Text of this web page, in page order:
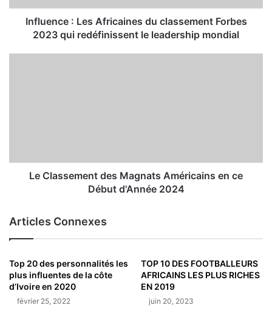
Influence : Les Africaines du classement Forbes
2023 qui redéfinissent le leadership mondial
Le Classement des Magnats Américains en ce
Début d'Année 2024
Articles Connexes
Top 20 des personnalités les
plus influentes de la côte
d’Ivoire en 2020
février 25, 2022
TOP 10 DES FOOTBALLEURS
AFRICAINS LES PLUS RICHES
EN 2019
juin 20, 2023